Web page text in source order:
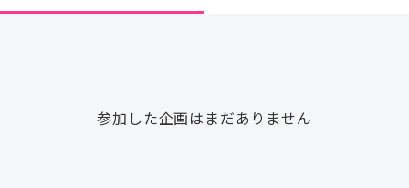
参加した企画はまだありません